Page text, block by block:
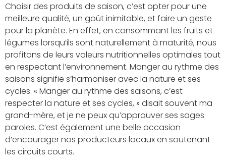
Choisir des produits de saison, c’est opter pour une
meilleure qualité, un goût inimitable, et faire un geste
pour la planète. En effet, en consommant les fruits et
légumes lorsqu’ils sont naturellement à maturité, nous
profitons de leurs valeurs nutritionnelles optimales tout
en respectant l’environnement. Manger au rythme des
saisons signifie s’harmoniser avec la nature et ses
cycles. « Manger au rythme des saisons, c’est
respecter la nature et ses cycles, » disait souvent ma
grand-mère, et je ne peux qu’approuver ses sages
paroles. C’est également une belle occasion
d’encourager nos producteurs locaux en soutenant
les circuits courts.